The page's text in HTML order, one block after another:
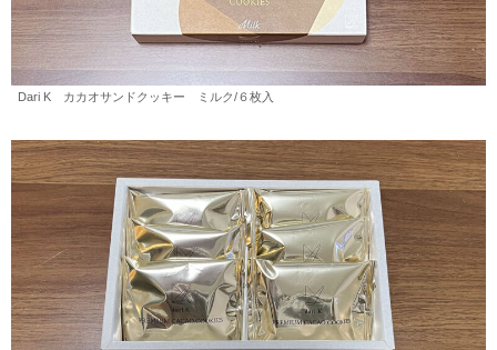
Dari K カカオサンドクッキー ミルク/６枚入